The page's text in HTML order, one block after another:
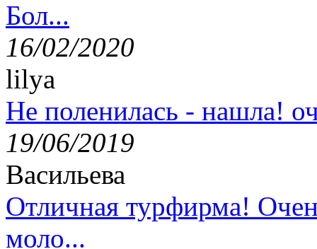
Бол...
16/02/2020
lilya
Не поленилась - нашла!
19/06/2019
Васильева
Отличная турфирма!
моло...